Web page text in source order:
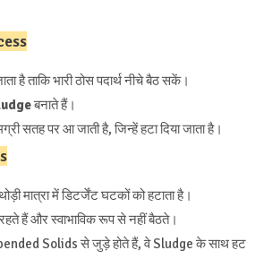
है ताकि भारी ठोस पदार्थ नीचे बैठ सकें।
बनाते हैं।
सतह पर आ जाती है, जिन्हें हटा दिया जाता है।
मात्रा में डिटर्जेंट घटकों को हटाता है।
हैं और स्वाभाविक रूप से नहीं बैठते।
Solids से जुड़े होते हैं, वे Sludge के साथ हट